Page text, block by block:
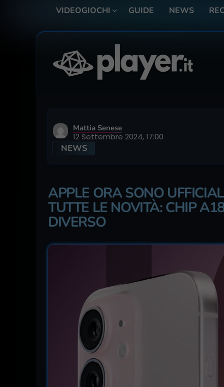
VIDEOGIOCHI GUIDE NEWS
Mattia Senese
12 Settembre 2024, 17:00
NEWS
APPLE ORA SONO
TUTTE LE NOVITÀ: CHIP
DIVERSO